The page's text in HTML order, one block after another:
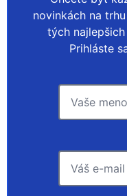
novinkách na
tých
Prihláste